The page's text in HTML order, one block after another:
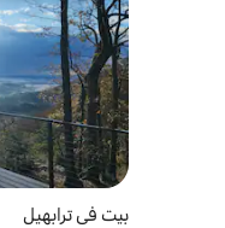
بيت في ترابهيل